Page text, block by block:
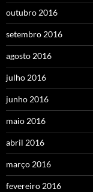
outubro 2016
setembro 2016
agosto 2016
julho 2016
junho 2016
maio 2016
abril 2016
março 2016
fevereiro 2016